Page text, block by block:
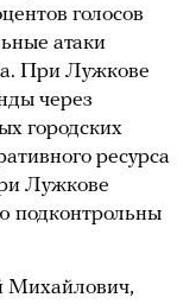
голосов
атаки
При Лужкове
через
городских
ресурса
Лужкове
подконтрольны
Михайлович,